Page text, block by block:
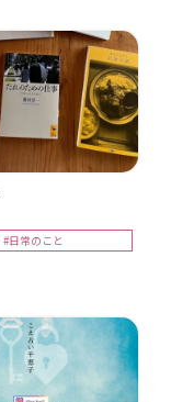
#日常のこと